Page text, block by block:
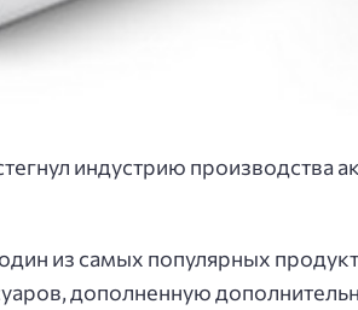
индустрию производства
из самых популярных
дополненную